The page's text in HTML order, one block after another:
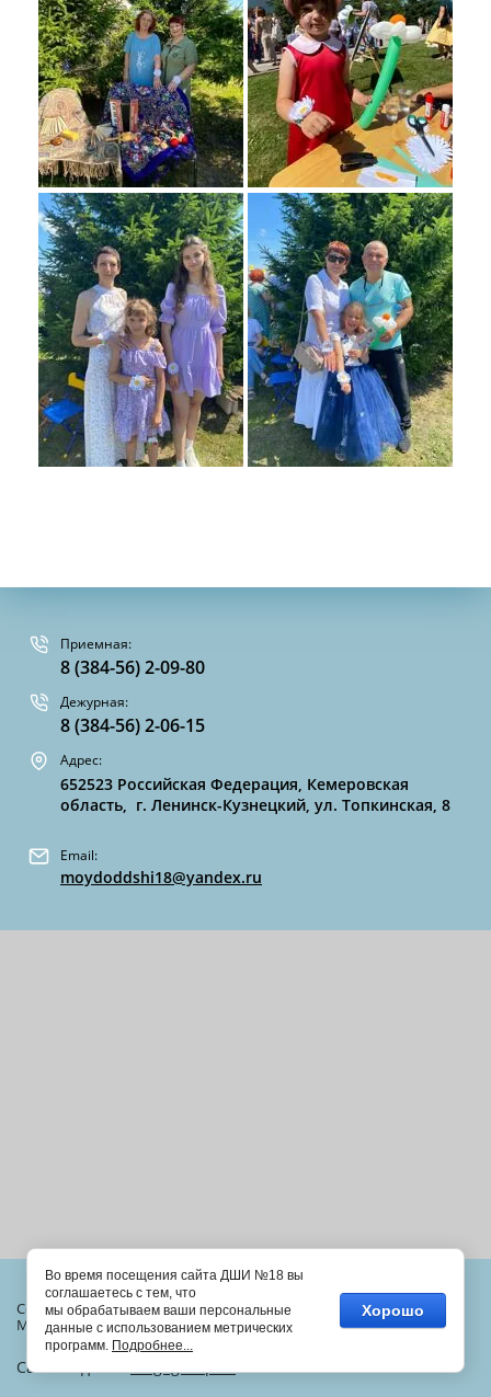
Приемная:
8 (384-56) 2-09-80
Дежурная:
8 (384-56) 2-06-15
Адрес:
652523 Российская Федерация, Кемеровская
область, г. Ленинск-Кузнецкий, ул. Топкинская, 8
Email:
moydoddshi18@yandex.ru
Copyright © 2013 - 2026
МАОУ ДОД "ДШИ №18"
Сайт создан в:
Во время посещения сайта ДШИ №18 вы
соглашаетесь с тем, что
мы обрабатываем ваши персональные
данные с использованием метрических
программ. Подробнее...
Хорошо